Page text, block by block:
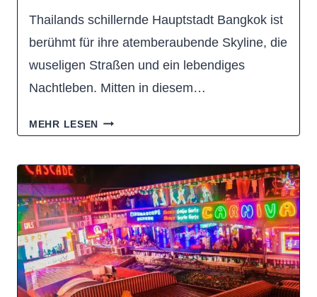
Thailands schillernde Hauptstadt Bangkok ist
berühmt für ihre atemberaubende Skyline, die
wuseligen Straßen und ein lebendiges
Nachtleben. Mitten in diesem…
MEHR LESEN LEBUA
BAR
BANGKOK:
LOHNT
SICH
EIN
ABEND